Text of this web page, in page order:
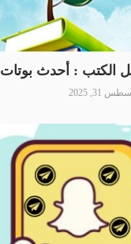
: أحدث بوتات 2026
31, 2025